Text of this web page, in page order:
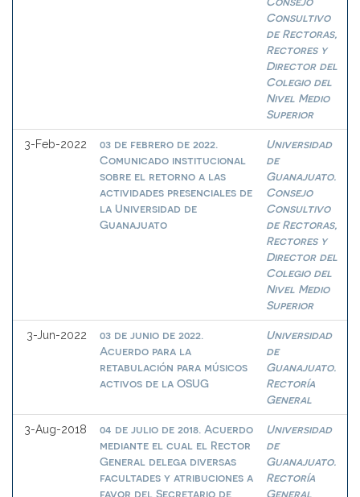
Consultivo
de Rectoras,
Rectores y
Director del
Colegio del
Nivel Medio
Superior
3-Feb-2022
03 de febrero de 2022.
Comunicado institucional
sobre el retorno a las
actividades presenciales de
la Universidad de
Guanajuato
Universidad
de
Guanajuato.
Consejo
Consultivo
de Rectoras,
Rectores y
Director del
Colegio del
Nivel Medio
Superior
3-Jun-2022
03 de junio de 2022.
Acuerdo para la
retabulación para músicos
activos de la OSUG
Universidad
de
Guanajuato.
Rectoría
General
3-Aug-2018
04 de julio de 2018. Acuerdo
mediante el cual el Rector
General delega diversas
facultades y atribuciones a
favor del Secretario de
Universidad
de
Guanajuato.
Rectoría
General